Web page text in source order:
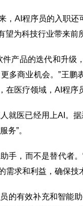
，AI程序员的入职
为科技行业带来前
产品的迭代和升
多商业机会。”王
医疗领域，AI程序
就医已经用上AI。
务”。
手，而不是替代者
求和利益，确保技
的有效补充和智能